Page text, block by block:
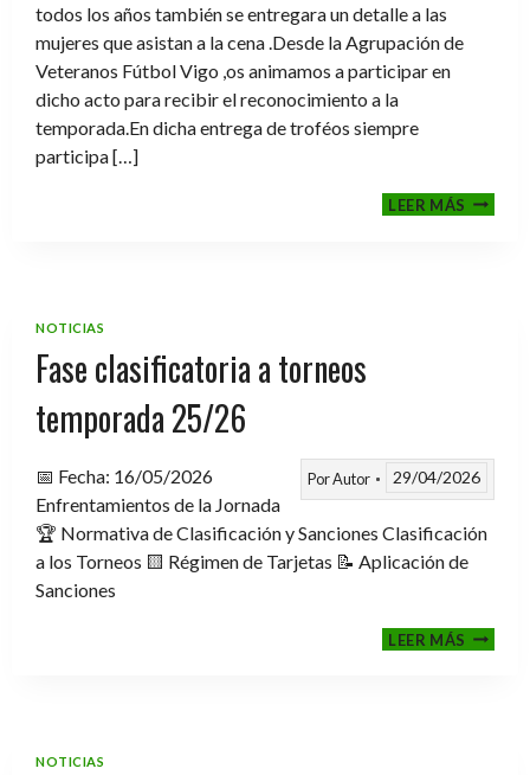
todos los años también se entregara un detalle a las
mujeres que asistan a la cena .Desde la Agrupación de
Veteranos Fútbol Vigo ,os animamos a participar en
dicho acto para recibir el reconocimiento a la
temporada.En dicha entrega de troféos siempre
participa […]
LEER MÁSCENA-
NOTICIAS
Fase clasificatoria a torneos
temporada 25/26
PorAutor 29/04/2026
📅 Fecha: 16/05/2026
Enfrentamientos de la Jornada
🏆 Normativa de Clasificación y Sanciones Clasificación
a los Torneos 🟨 Régimen de Tarjetas 📝 Aplicación de
Sanciones
LEER MÁSFASE
NOTICIAS